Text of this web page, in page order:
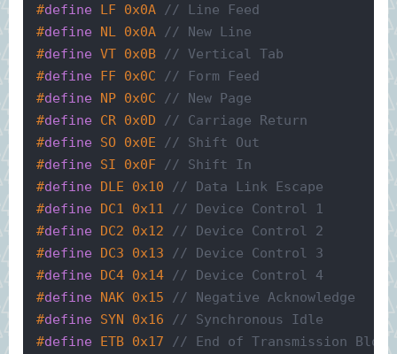
#define LF 0x0A // Line Feed
#define NL 0x0A // New Line
#define VT 0x0B // Vertical Tab
#define FF 0x0C // Form Feed
#define NP 0x0C // New Page
#define CR 0x0D // Carriage Return
#define SO 0x0E // Shift Out
#define SI 0x0F // Shift In
#define DLE 0x10 // Data Link Escape
#define DC1 0x11 // Device Control 1
#define DC2 0x12 // Device Control 2
#define DC3 0x13 // Device Control 3
#define DC4 0x14 // Device Control 4
#define NAK 0x15 // Negative Acknowledge
#define SYN 0x16 // Synchronous Idle
#define ETB 0x17 // End of Transmission Block